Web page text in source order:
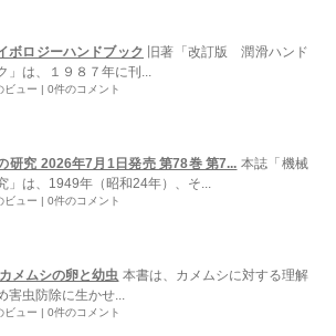
ボロジーハンドブック
旧著「改訂版 潤滑ハンド
」は、１９８７年に刊...
ビュー 0件のコメント
研究 2026年7月1日発売 第78巻 第7... 本誌「機械
」は、1949年（昭和24年）、そ...
ビュー 0件のコメント
メムシの卵と幼虫 本書は、カメムシに対する理解
害虫防除に生かせ...
ビュー 0件のコメント